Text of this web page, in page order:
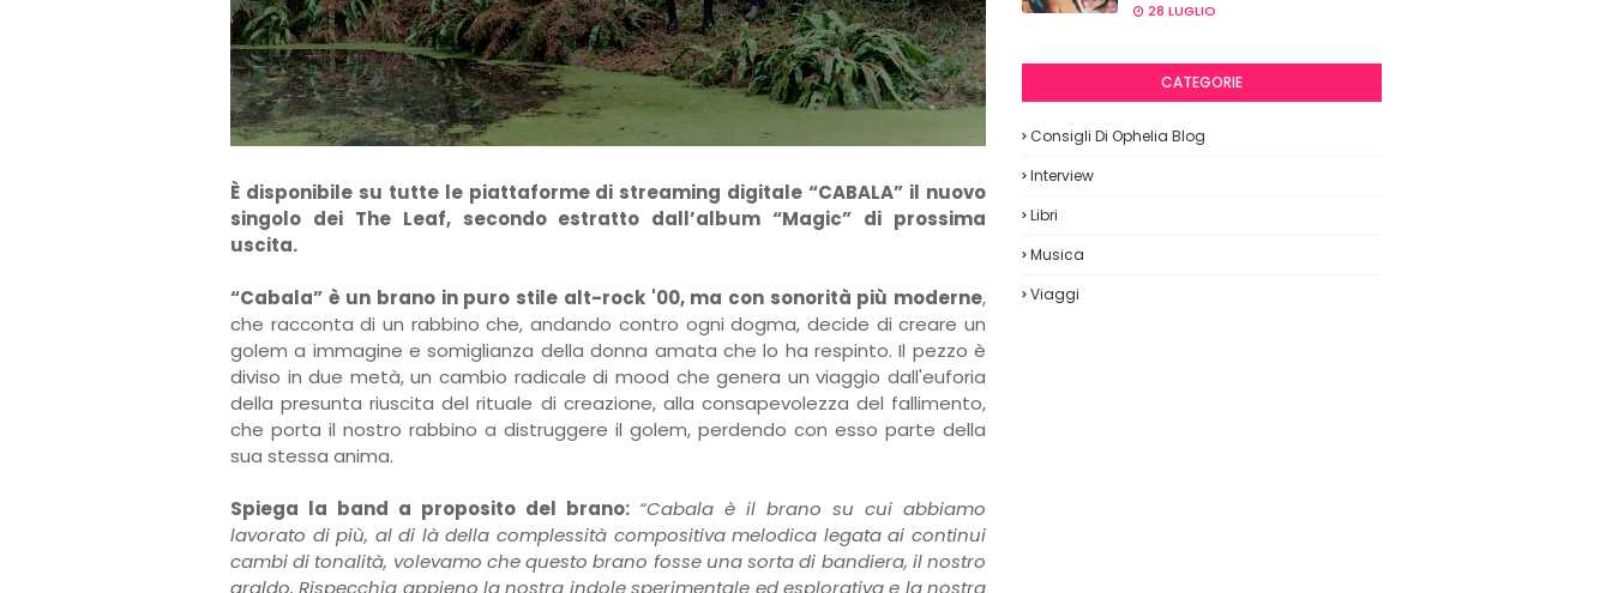
È disponibile su tutte le piattaforme di streaming digitale “CABALA” il nuovo
singolo dei The Leaf, secondo estratto dall’album “Magic” di prossima
uscita.
“Cabala” è un brano in puro stile alt-rock '00, ma con sonorità più moderne,
che racconta di un rabbino che, andando contro ogni dogma, decide di creare un
golem a immagine e somiglianza della donna amata che lo ha respinto. Il pezzo è
diviso in due metà, un cambio radicale di mood che genera un viaggio dall'euforia
della presunta riuscita del rituale di creazione, alla consapevolezza del fallimento,
che porta il nostro rabbino a distruggere il golem, perdendo con esso parte della
sua stessa anima.
Spiega la band a proposito del brano: “Cabala è il brano su cui abbiamo
lavorato di più, al di là della complessità compositiva melodica legata ai continui
cambi di tonalità, volevamo che questo brano fosse una sorta di bandiera, il nostro
araldo. Rispecchia appieno la nostra indole sperimentale ed esplorativa e la nostra
28 LUGLIO
CATEGORIE
Consigli Di Ophelia Blog
Interview
Libri
Musica
Viaggi